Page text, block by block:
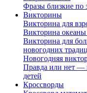
Фразы близкие по
Викторины
Викторина для
Викторина
Викторина для
новогодних
Новогодняя
Правда или нет —
детей
Кроссворды